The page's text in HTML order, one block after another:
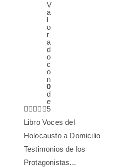
V
a
l
o
r
a
d
o
c
o
n
0
d
e
5
Libro Voces del
Holocausto a Domicilio
Testimonios de los
Protagonistas...